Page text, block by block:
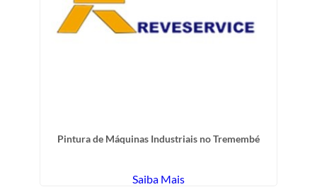
Pintura de Máquinas Industriais no Tremembé
Saiba Mais